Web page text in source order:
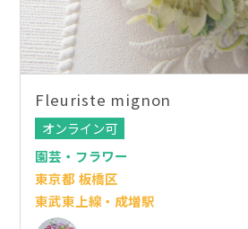
Fleuriste mignon
オンライン可
園芸・フラワー
東京都 板橋区
東武東上線・成増駅